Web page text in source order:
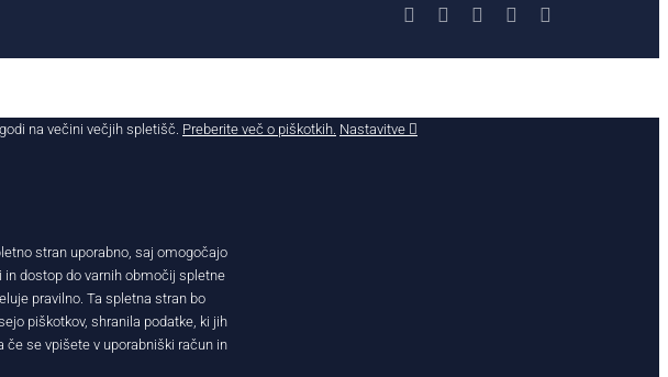
Facebook YouTubeInstagram
na večini večjih spletišč. Preberite več o piškotkih. Nastavitve
stran uporabno, saj omogočajo
dostop do varnih območij spletne
pravilno. Ta spletna stran bo
piškotkov, shranila podatke, ki jih
če se vpišete v uporabniški račun in